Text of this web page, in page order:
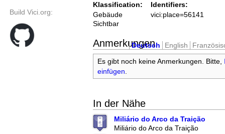
Build Vici.org:
Klassification:
Gebäude
Sichtbar
Identifiers:
vici:place=56141
Anmerkungen
Deutsch English
Es gibt noch keine Anmerkungen. Bitte,
einfügen
In der Nähe
Miliário do Arco da Traição
Miliário do Arco da Traição